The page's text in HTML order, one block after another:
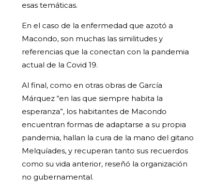
esas temáticas.
En el caso de la enfermedad que azotó a
Macondo, son muchas las similitudes y
referencias que la conectan con la pandemia
actual de la Covid 19.
Al final, como en otras obras de García
Márquez “en las que siempre habita la
esperanza”, los habitantes de Macondo
encuentran formas de adaptarse a su propia
pandemia, hallan la cura de la mano del gitano
Melquíades, y recuperan tanto sus recuerdos
como su vida anterior, reseñó la organización
no gubernamental.